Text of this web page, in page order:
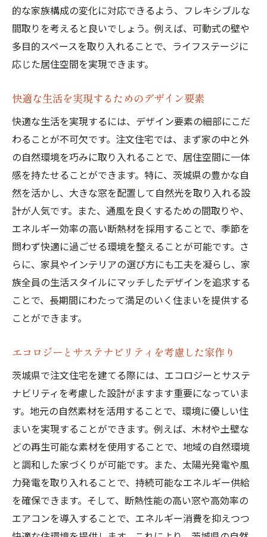
的な家族構成の変化に対応できるよう、フレキシブルな
間取りを考えると良いでしょう。例えば、可動式の壁や
多目的スペースを取り入れることで、ライフステージに
応じた居住空間を実現できます。
快適な生活を実現するためのデザイン要素
快適な生活を実現するには、デザイン要素の細部にこだ
わることが不可欠です。注文住宅では、まず家の中と外
の自然環境を巧みに取り入れることで、居住空間に一体
感を持たせることができます。特に、茨城県の豊かな自
然を活かし、大きな窓を配置して自然光を取り入れる設
計が人気です。また、通風を良くするための間取りや、
エネルギー効率の高い断熱材を採用することで、季節を
問わず快適に過ごせる環境を整えることが可能です。さ
らに、家具やインテリアの選び方にも工夫を凝らし、家
族全員の生活スタイルにマッチしたデザインを追求する
ことで、長期間にわたって満足のいく住まいを提供する
ことができます。
エコロジーとサステナビリティを考慮した家作り
茨城県で注文住宅を建てる際には、エコロジーとサステ
ナビリティを考慮した設計がますます重要になっていま
す。地元の自然素材を活用することで、環境に優しい住
まいを実現することができます。例えば、木材や土壁な
どの再生可能な素材を使用することで、地域の自然環境
と調和した家づくりが可能です。また、太陽光発電や風
力発電を取り入れることで、持続可能なエネルギー供給
を確保できます。そして、断熱性能の高い窓や高効率の
エアコンを導入することで、エネルギー消費を抑えつつ